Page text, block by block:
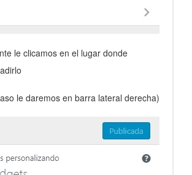
le clicamos en el lugar donde
le daremos en barra lateral derecha)